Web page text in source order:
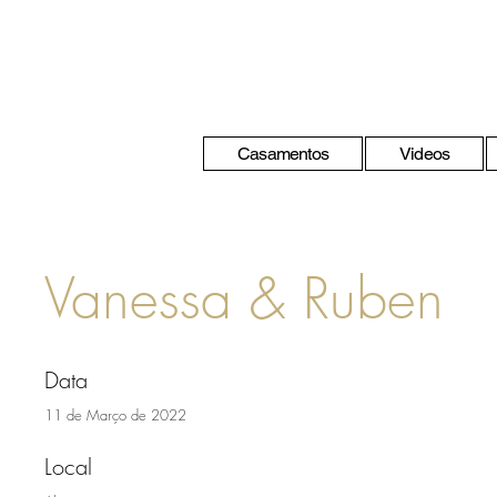
Casamentos Videos
Vanessa & Ruben
Data
11 de Março de 2022
Local